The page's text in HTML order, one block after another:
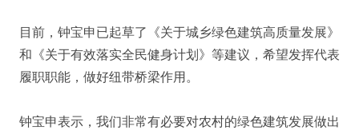
目前，钟宝申已起草了《关于城乡绿色建筑高质量发展》
和《关于有效落实全民健身计划》等建议，希望发挥代表
履职职能，做好纽带桥梁作用。
钟宝申表示，我们非常有必要对农村的绿色建筑发展做出